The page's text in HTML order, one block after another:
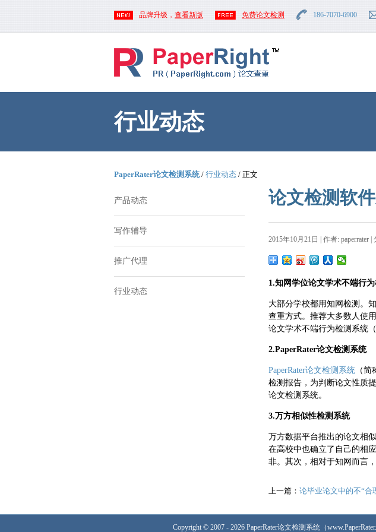
品牌升级， 查看新版 免费论文检测 186-7070-6900
行业动态
PaperRater论文检测系统/ 行业动态 / 正文
产品动态
写作辅导
推广代理
行业动态
论文检测软
2015年10月21日 | 作者: paperrater |
1.知网学位论文学术不端行
大部分学校都用知网检测。
查重方式。推荐大多数人使
论文学术不端行为检测系统
2.PaperRater论文检测系统
PaperRater论文检测系统 （
检测报告，为判断论文性质
论文检测系统。
3.万方相似性检测系统
万方数据平台推出的论文相
在高校中也确立了自己的相
非。其次，相对于知网而言
上一篇： 论毕业论文中的不“合
Copyright © 2007 - 2026 PaperRater论文检测系统（